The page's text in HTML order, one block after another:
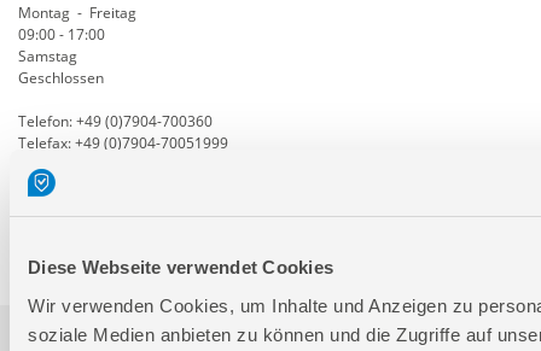
Diese Webseite verwendet Cookies
Wir verwenden Cookies, um Inhalte und Anzeigen zu
soziale Medien anbieten zu können und die Zugriffe auf
Montag - Freitag
09:00 - 17:00
Samstag
Geschlossen
Telefon: +49 (0)7904-700360
Telefax: +49 (0)7904-70051999
Ersatzteile- und Zubehör-Shop